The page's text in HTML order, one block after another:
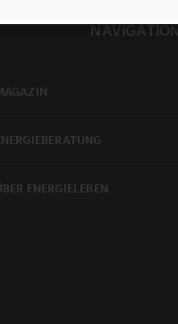
NAVIGATION
ENERGIELEBEN